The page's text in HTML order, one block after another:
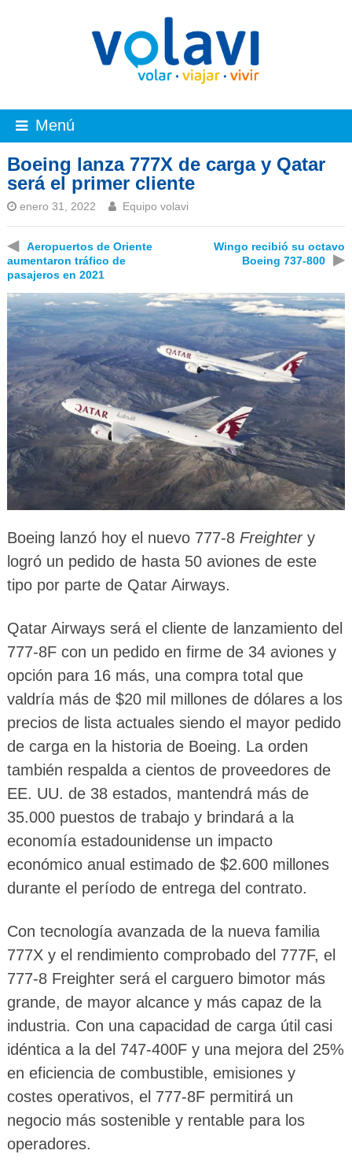
Menú
Boeing lanza 777X de carga y Qatar
será el primer cliente
enero 31, 2022 Equipo volavi
◀
Aeropuertos de Oriente
aumentaron tráfico de
pasajeros en 2021
Wingo recibió su octavo
Boeing 737-800
▶
Boeing lanzó hoy el nuevo 777-8 Freightery
logró un pedido de hasta 50 aviones de este
tipo por parte de Qatar Airways.
Qatar Airways será el cliente de lanzamiento del
777-8F con un pedido en firme de 34 aviones y
opción para 16 más, una compra total que
valdría más de $20 mil millones de dólares a los
precios de lista actuales siendo el mayor pedido
de carga en la historia de Boeing. La orden
también respalda a cientos de proveedores de
EE. UU. de 38 estados, mantendrá más de
35.000 puestos de trabajo y brindará a la
economía estadounidense un impacto
económico anual estimado de $2.600 millones
durante el período de entrega del contrato.
Con tecnología avanzada de la nueva familia
777X y el rendimiento comprobado del 777F, el
777-8 Freighter será el carguero bimotor más
grande, de mayor alcance y más capaz de la
industria. Con una capacidad de carga útil casi
idéntica a la del 747-400F y una mejora del 25%
en eficiencia de combustible, emisiones y
costes operativos, el 777-8F permitirá un
negocio más sostenible y rentable para los
operadores.